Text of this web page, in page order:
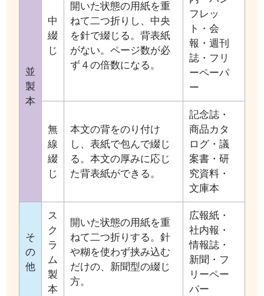
並
製
本
中
綴
じ
開いた状態の用紙を重
ねて二つ折りし、中央
を針で綴じる。背表紙
がない。ページ数が必
ず４の倍数になる。
フレッ
ト・会
報・週刊
誌・フリ
ーペーパ
ー
無
線
綴
じ
本文の背をのり付け
し、表紙で包んで綴じ
る。本文の厚みに応じ
た背表紙ができる。
記念誌・
商品カタ
ログ・議
案書・研
究資料・
文庫本
そ
の
他
ス
ク
ラ
ム
製
本
開いた状態の用紙を重
ねて二つ折りする。針
や糊を使わず挟み込む
だけの、新聞型の綴じ
方。
広報紙・
社内報・
情報誌・
新聞・フ
リーペー
パー